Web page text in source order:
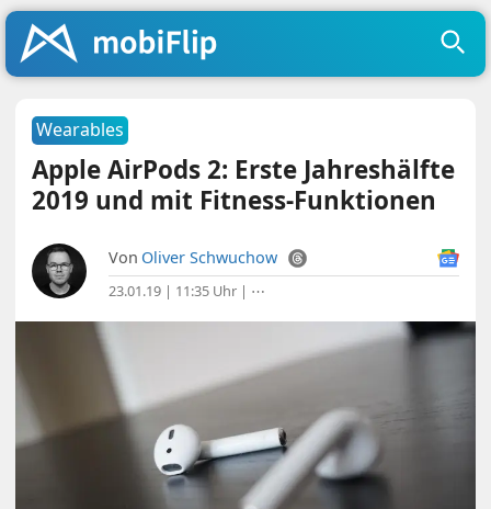
Wearables
Apple AirPods 2: Erste Jahreshälfte
2019 und mit Fitness-Funktionen
Von Oliver Schwuchow
23.01.19 | 11:35 Uhr | ⋯